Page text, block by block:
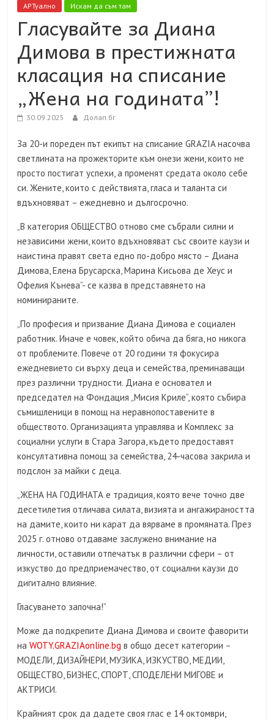
АРТуално Искам да съм там
Гласувайте за Диана
Димова в престижната
класация на списание
„Жена на годината”!
30.09.2025 Долап.бг
За 20-и пореден път екипът на списание GRAZIA насочва
светлината на прожекторите към онези жени, които не
просто постигат успехи, а променят средата около себе
си. Жените, които с действията, гласа и таланта си
вдъхновяват – ежедневно и дългосрочно.
„В категория ОБЩЕСТВО отново сме събрали силни и
независими жени, които вдъхновяват със своите каузи и
наистина правят света едно по-добро място – Диана
Димова, Елена Брусарска, Марина Кисьова де Хеус и
Офелия Кънева”- се казва в представянето на
номинираните.
„По професия и призвание Диана Димова е социален
работник. Иначе е човек, който обича да бяга, но никога
от проблемите. Повече от 20 години тя фокусира
ежедневието си върху деца и семейства, преминаващи
през различни трудности. Диана е основател и
председател на Фондация „Мисия Криле“, която събира
съмишленици в помощ на неравнопоставените в
обществото. Организацията управлява и Комплекс за
социални услуги в Стара Загора, където предоставят
консултативна помощ за семейства, 24-часова закрила и
подслон за майки с деца.
„ЖЕНА НА ГОДИНАТА е традиция, която вече точно две
десетилетия отличава силата, визията и ангажираността
на дамите, които ни карат да вярваме в промяната. През
2025 г. отново отдаваме заслужено внимание на
личности, оставили отпечатък в различни сфери – от
изкуство до предприемачество, от социални каузи до
дигитално влияние.
Гласуването започна!”
Може да подкрепите Диана Димова и своите фаворити
наWOTY.GRAZIAonline.bg в общо десет категории –
МОДЕЛИ, ДИЗАЙНЕРИ, МУЗИКА, ИЗКУСТВО, МЕДИИ,
ОБЩЕСТВО, БИЗНЕС, СПОРТ, СПОДЕЛЕНИ МИГОВЕ и
АКТРИСИ.
Крайният срок да дадете своя глас е 14 октомври,